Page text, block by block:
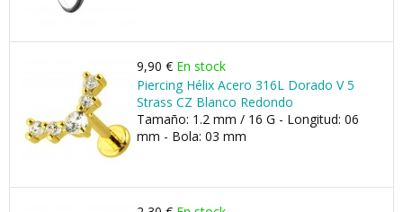
9,90 € En stock
Piercing Hélix Acero 316L Dorado V 5
Strass CZ Blanco Redondo
Tamaño: 1.2 mm / 16 G - Longitud: 06
mm - Bola: 03 mm